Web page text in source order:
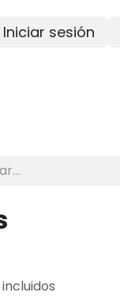
Iniciar sesión